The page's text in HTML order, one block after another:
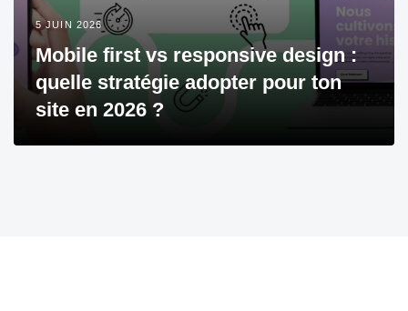
5 JUIN 2026
Mobile first vs responsive design :
quelle stratégie adopter pour ton
site en 2026 ?